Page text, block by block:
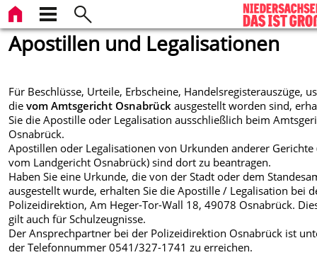
Apostillen und Legalisationen
Für Beschlüsse, Urteile, Erbscheine, Handelsregisterauszüge,
dievom Amtsgericht Osnabrück ausgestellt worden sind,
Sie die Apostille oder Legalisation ausschließlich beim
Osnabrück.
Apostillen oder Legalisationen von Urkunden anderer Gerichte
vom Landgericht Osnabrück) sind dort zu beantragen.
Haben Sie eine Urkunde, die von der Stadt oder dem
ausgestellt wurde, erhalten Sie die Apostille / Legalisation bei
Polizeidirektion, Am Heger-Tor-Wall 18, 49078 Osnabrück.
gilt auch für Schulzeugnisse.
Der Ansprechpartner bei der Polizeidirektion Osnabrück ist
der Telefonnummer 0541/327-1741 zu erreichen.